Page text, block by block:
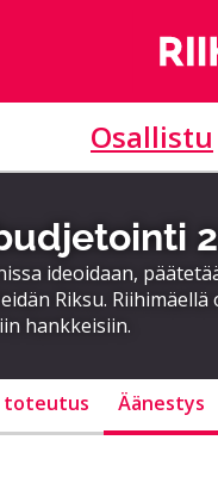
Osallistu
ideoidaan,
Riksu.
hankkeisiin.
toteutus Äänestys